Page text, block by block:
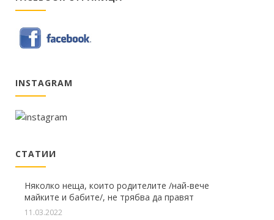
INSTAGRAM
СТАТИИ
Няколко неща, които родителите /най-вече
майките и бабите/, не трябва да правят
11.03.2022